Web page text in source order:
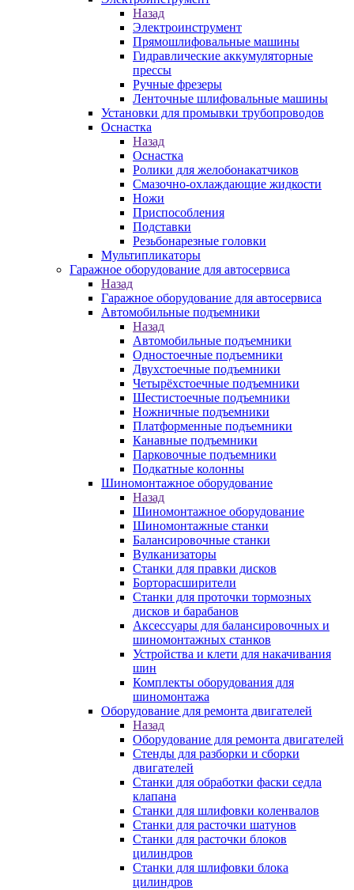
Назад
Электроинструмент
Прямошлифовальные машины
Гидравлические аккумуляторные
прессы
Ручные фрезеры
Ленточные шлифовальные машины
Установки для промывки трубопроводов
Оснастка
Назад
Оснастка
Ролики для желобонакатчиков
Смазочно-охлаждающие жидкости
Ножи
Приспособления
Подставки
Резьбонарезные головки
Мультипликаторы
Гаражное оборудование для автосервиса
Назад
Гаражное оборудование для автосервиса
Автомобильные подъемники
Назад
Автомобильные подъемники
Одностоечные подъемники
Двухстоечные подъемники
Четырёхстоечные подъемники
Шестистоечные подъемники
Ножничные подъемники
Платформенные подъемники
Канавные подъемники
Парковочные подъемники
Подкатные колонны
Шиномонтажное оборудование
Назад
Шиномонтажное оборудование
Шиномонтажные станки
Балансировочные станки
Вулканизаторы
Станки для правки дисков
Борторасширители
Станки для проточки тормозных
дисков и барабанов
Аксессуары для балансировочных и
шиномонтажных станков
Устройства и клети для накачивания
шин
Комплекты оборудования для
шиномонтажа
Оборудование для ремонта двигателей
Назад
Оборудование для ремонта двигателей
Стенды для разборки и сборки
двигателей
Станки для обработки фаски седла
клапана
Станки для шлифовки коленвалов
Станки для расточки шатунов
Станки для расточки блоков
цилиндров
Станки для шлифовки блока
цилиндров